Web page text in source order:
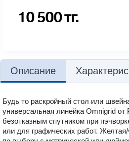
10 500тг.
Описание
Будь то раскройный стол или
универсальная линейка Omnigrid от
безотказным спутником при
или для графических работ.